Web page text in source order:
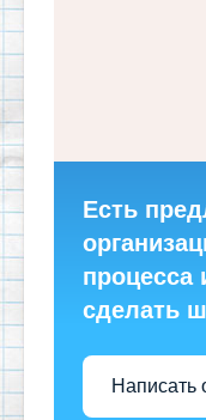
Есть
процесса
сделать
Написать